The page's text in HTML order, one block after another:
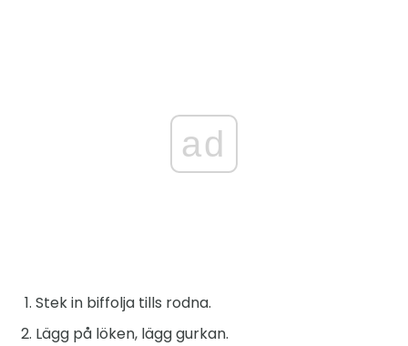
ad
Stek in biffolja tills rodna.
Lägg på löken, lägg gurkan.